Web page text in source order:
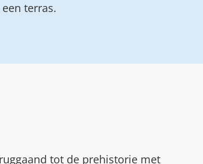
terras.
tot de prehistorie met